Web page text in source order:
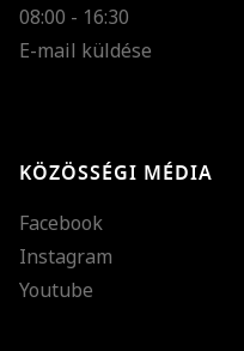
08:00 - 16:30
E-mail küldése
KÖZÖSSÉGI MÉDIA
Facebook
Instagram
Youtube